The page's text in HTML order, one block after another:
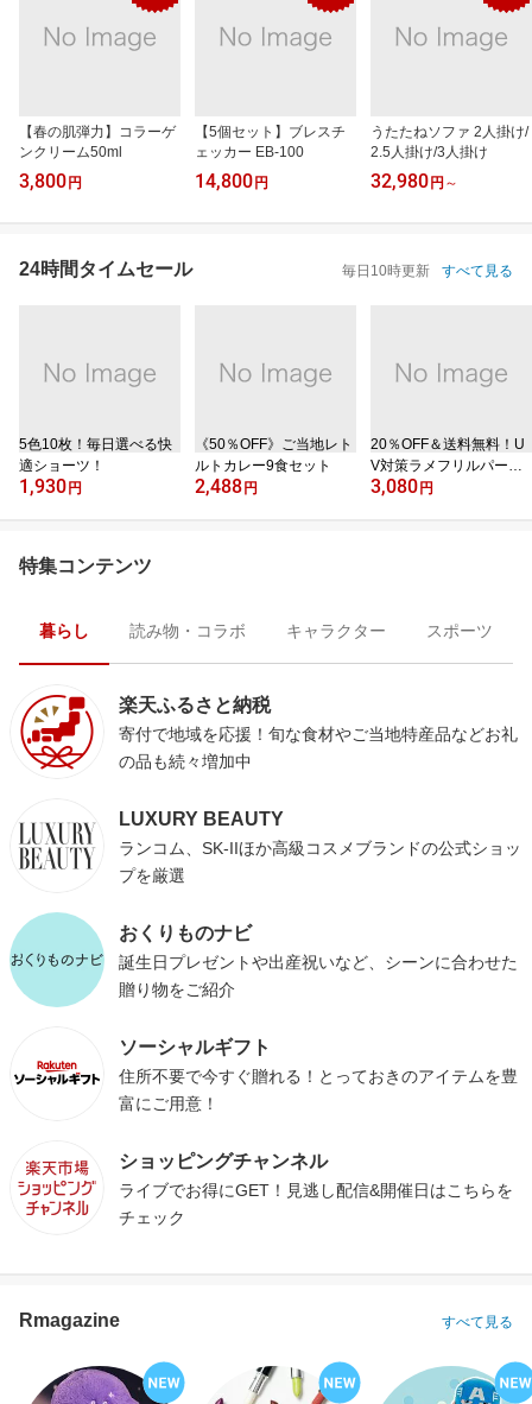
【春の肌弾力】コラーゲ
ンクリーム50ml
3,800 円
【5個セット】ブレスチ
ェッカー EB-100
14,800 円
うたたねソファ 2人掛け/
2.5人掛け/3人掛け
32,980 円 ～
24時間タイムセール 毎日10時更新 すべて見る
5色10枚！毎日選べる快
適ショーツ！
1,930 円
《50％OFF》ご当地レト
ルトカレー9食セット
2,488 円
20％OFF＆送料無料！U
V対策ラメフリルパーカ
ー
3,080 円
特集コンテンツ
暮らし 読み物・コラボ キャラクター スポーツ
楽天ふるさと納税
寄付で地域を応援！旬な食材やご当地特産品などお礼
の品も続々増加中
LUXURY BEAUTY
ランコム、SK-IIほか高級コスメブランドの公式ショッ
プを厳選
おくりものナビ
誕生日プレゼントや出産祝いなど、シーンに合わせた
贈り物をご紹介
ソーシャルギフト
住所不要で今すぐ贈れる！とっておきのアイテムを豊
富にご用意！
ショッピングチャンネル
ライブでお得にGET！見逃し配信&開催日はこちらを
チェック
Rmagazine すべて見る